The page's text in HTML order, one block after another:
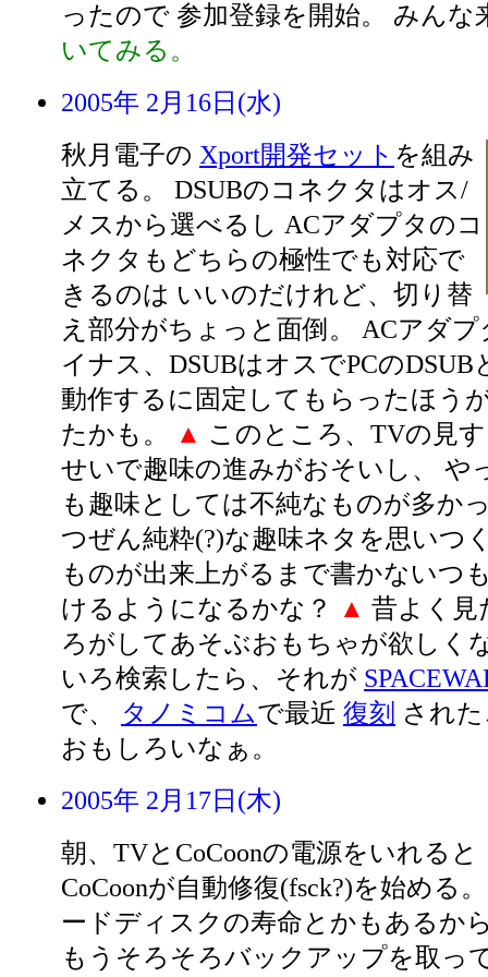
ったので 参加登録を開始。 みん
いてみる。
2005年 2月16日(水)
秋月電子の Xport開発セット を組み
立てる。 DSUBのコネクタはオス/
メスから選べるし ACアダプタのコ
ネクタもどちらの極性でも対応で
きるのは いいのだけれど、切り替
え部分がちょっと面倒。 ACアダ
イナス、DSUBはオスでPCのDSUB
動作するに固定してもらったほう
たかも。
▲ このところ、TVの見
せいで趣味の進みがおそいし、 や
も趣味としては不純なものが多か
つぜん純粋(?)な趣味ネタを思いつ
ものが出来上がるまで書かないつ
けるようになるかな？
▲ 昔よく見
ろがしてあそぶおもちゃが欲しく
いろ検索したら、それが
で、
タノミコムで最近 復刻 され
おもしろいなぁ。
2005年 2月17日(木)
朝、TVとCoCoonの電源をいれると
CoCoonが自動修復(fsck?)を始める
ードディスクの寿命とかもあるか
もうそろそろバックアップを取っ